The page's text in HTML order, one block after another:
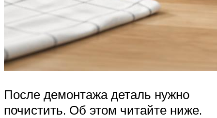
После демонтажа деталь нужно
почистить. Об этом читайте ниже.